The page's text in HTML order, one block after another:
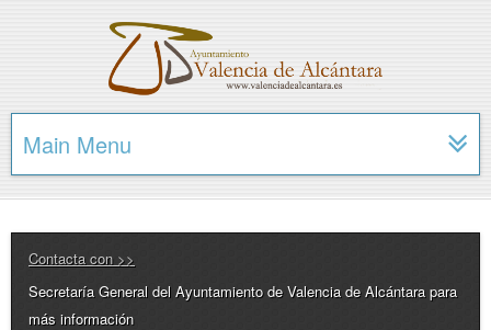
Main Menu
Contacta con >>
Secretaría General del Ayuntamiento de Valencia de Alcántara para
más información